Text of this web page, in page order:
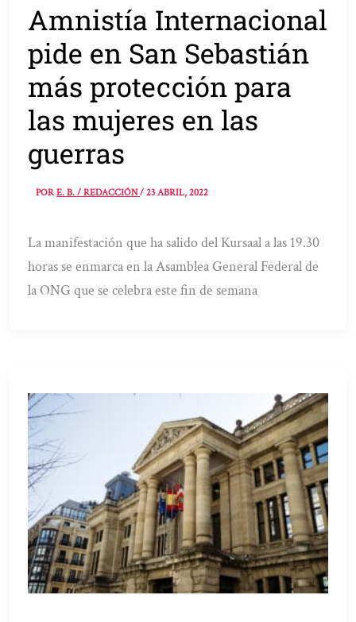
Amnistía Internacional
pide en San Sebastián
más protección para
las mujeres en las
guerras
PORE. B. / REDACCIÓN/23 ABRIL, 2022
La manifestación que ha salido del Kursaal a las 19.30
horas se enmarca en la Asamblea General Federal de
la ONG que se celebra este fin de semana